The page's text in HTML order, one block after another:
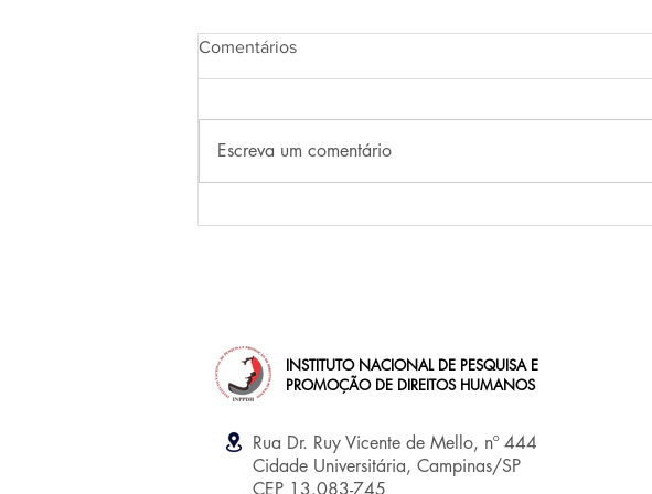
Comentários
Escreva um comentário
INSTITUTO NACIONAL DE PESQUISA E
PROMOÇÃO DE DIREITOS HUMANOS
Rua Dr. Ruy Vicente de Mello, nº 444
Cidade Universitária, Campinas/SP